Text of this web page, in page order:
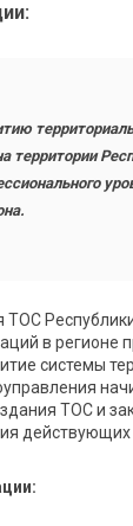
территории
в регионе
системы
ТОС и